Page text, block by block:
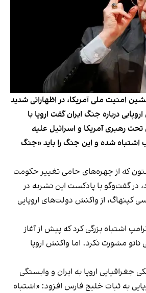
امنیت ملی آمریکا، در اظهاراتی شدید
درباره جنگ ایران گفت اروپا با
تحت رهبری آمریکا و اسرائیل علیه
اشتباه شده و این جنگ را باید «جنگ
که از چهره‌های حامی تغییر حکومت
در گفت‌وگو با پادکست این نشریه در
کپنهاگ، از واکنش دولت‌های اروپایی
اشتباه بزرگی کرد که پیش از آغاز
ناتو مشورت نکرد. اما واکنش اروپا
جغرافیایی اروپا به ایران و وابستگی
به ثبات خلیج فارس افزود: «اشتباه